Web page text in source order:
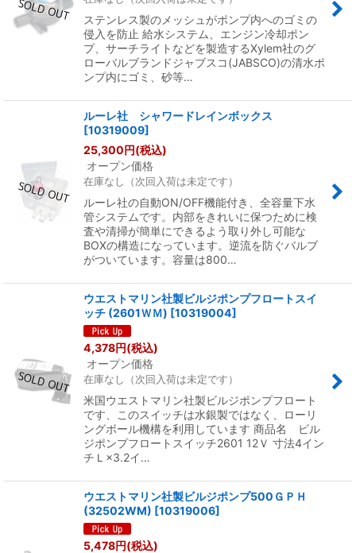
ステンレス製のメッシュがポンプ内へのゴミの
侵入を防止 給水システム、エンジン冷却ポン
プ、サーチライトなどを製造するXylem社のグ
ローバルブランドジャブスコ(JABSCO)の清水ポ
ンプ内にゴミ、砂等…
ルーレ社 シャワードレインボックス
[10319009]
25,300円(税込)
オープン価格
在庫なし（次回入荷は未定です）
ルーレ社の自動ON/OFF機能付き、全容量下水
管システムです。内部をきれいに保つために検
査や清掃が簡単にできるよう取り外し可能な
BOXの構造になっています。逆流を防ぐバルブ
がついています。容量は800…
ウエストマリン社製ビルジポンプフロートスイ
ッチ (2601ＷＭ) [10319004]
4,378円(税込)
オープン価格
在庫なし（次回入荷は未定です）
米国ウエストマリン社製ビルジポンプフロート
です、このスイッチは水銀製ではなく、ローリ
ングボール機構を利用しています 商品名 ビル
ジポンプフロートスイッチ2601 12Ｖ 寸法4イン
チＬ×3.2イ…
ウエストマリン社製ビルジポンプ500ＧＰＨ
(32502WM) [10319006]
5,478円(税込)